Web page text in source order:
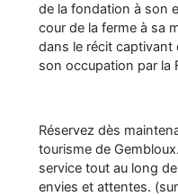
de la fondation à son
cour de la ferme à sa
dans le récit captivant
son occupation par la
Réservez dès
tourisme de
service tout au long
envies et attentes.